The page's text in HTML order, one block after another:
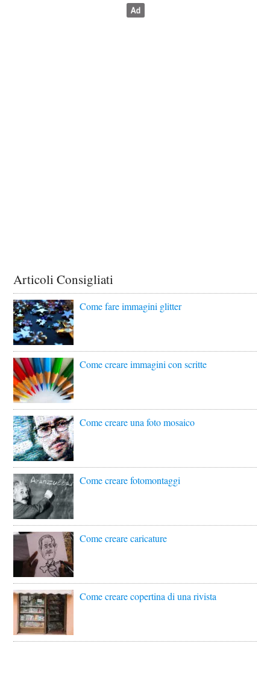
Articoli Consigliati
Come fare immagini glitter
Come creare immagini con scritte
Come creare una foto mosaico
Come creare fotomontaggi
Come creare caricature
Come creare copertina di una rivista